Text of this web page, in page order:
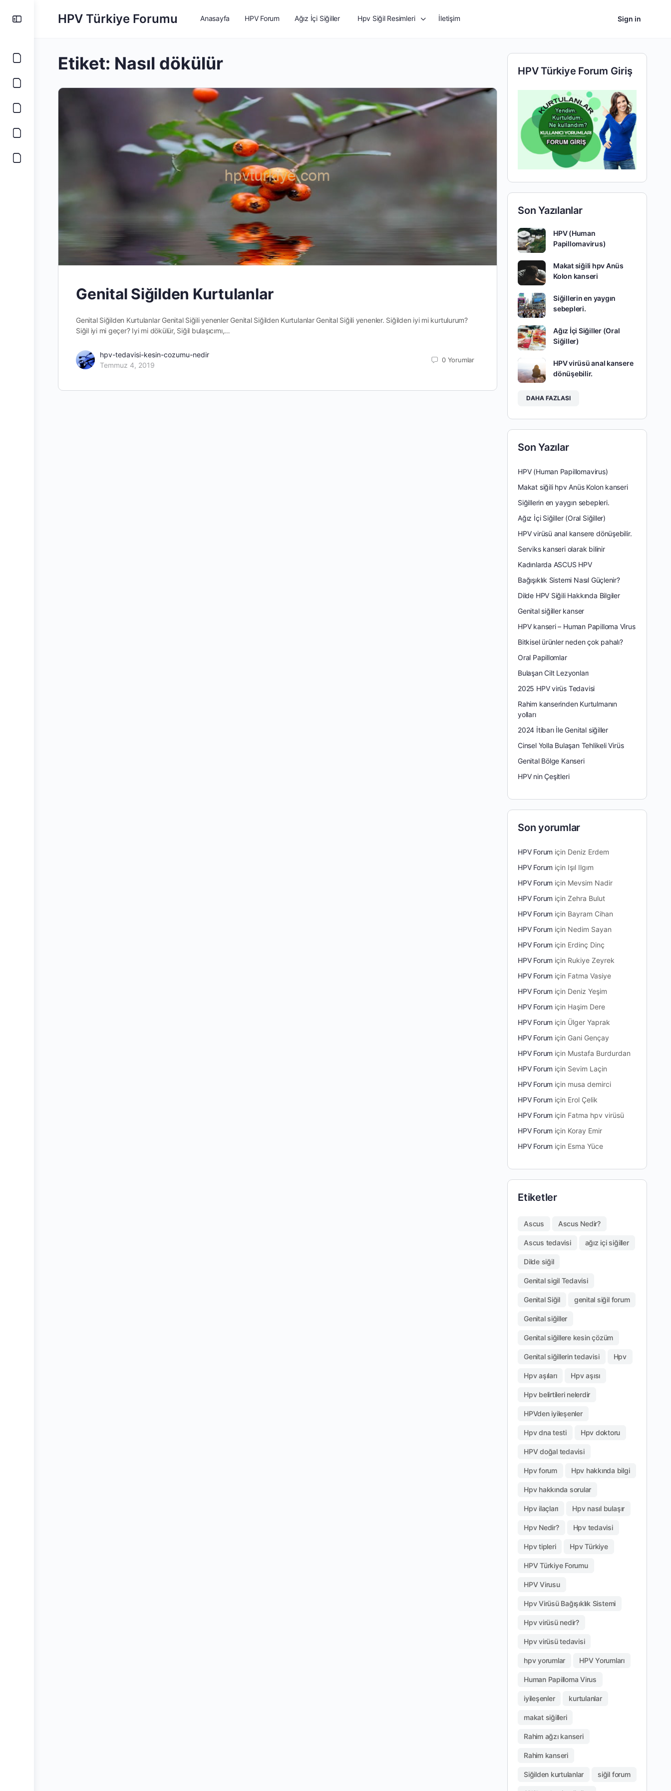
HPV Türkiye Forumu Anasayfa HPV Forum Ağız İçi Siğiller Hpv Siğil Resimleri İletişim Sign in
Etiket: Nasıl dökülür
Genital Siğilden Kurtulanlar
Genital Siğilden Kurtulanlar Genital Siğili yenenler Genital Siğilden Kurtulanlar Genital Siğili yenenler. Siğilden iyi mi kurtulurum?
Siğil iyi mi geçer? Iyi mi dökülür, Siğil bulaşıcımı,…
hpv-tedavisi-kesin-cozumu-nedir
Temmuz 4, 2019
0 Yorumlar
HPV Türkiye Forum Giriş
Son Yazılanlar
HPV (Human
Papillomavirus)
Makat siğili hpv Anüs
Kolon kanseri
Siğillerin en yaygın
sebepleri.
Ağız İçi Siğiller (Oral
Siğiller)
HPV virüsü anal kansere
dönüşebilir.
DAHA FAZLASI
Son Yazılar
HPV (Human Papillomavirus)
Makat siğili hpv Anüs Kolon kanseri
Siğillerin en yaygın sebepleri.
Ağız İçi Siğiller (Oral Siğiller)
HPV virüsü anal kansere dönüşebilir.
Serviks kanseri olarak bilinir
Kadınlarda ASCUS HPV
Bağışıklık Sistemi Nasıl Güçlenir?
Dilde HPV Siğili Hakkında Bilgiler
Genital siğiller kanser
HPV kanseri – Human Papilloma Virus
Bitkisel ürünler neden çok pahalı?
Oral Papillomlar
Bulaşan Cilt Lezyonları
2025 HPV virüs Tedavisi
Rahim kanserinden Kurtulmanın
yolları
2024 İtibarı İle Genital siğiller
Cinsel Yolla Bulaşan Tehlikeli Virüs
Genital Bölge Kanseri
HPV nin Çeşitleri
Son yorumlar
HPV Forum için Deniz Erdem
HPV Forum için Işıl Ilgım
HPV Forum için Mevsim Nadir
HPV Forum içinZehra Bulut
HPV Forum için Bayram Cihan
HPV Forum için Nedim Sayan
HPV Forum için Erdinç Dinç
HPV Forum için Rukiye Zeyrek
HPV Forum için Fatma Vasiye
HPV Forum için Deniz Yeşim
HPV Forum için Haşim Dere
HPV Forum için Ülger Yaprak
HPV Forum için Gani Gençay
HPV Forum için Mustafa Burdurdan
HPV Forum için Sevim Laçin
HPV Forum için musa demirci
HPV Forum için Erol Çelik
HPV Forum için Fatma hpv virüsü
HPV Forum için Koray Emir
HPV Forum için Esma Yüce
Etiketler
Ascus Ascus Nedir?
Ascus tedavisi ağız içi siğiller
Dilde siğil
Genital sigil Tedavisi
Genital Siğil genital siğil forum
Genital siğiller
Genital siğillere kesin çözüm
Genital siğillerin tedavisi Hpv
Hpv aşıları Hpv aşısı
Hpv belirtileri nelerdir
HPVden iyileşenler
Hpv dna testi Hpv doktoru
HPV doğal tedavisi
Hpv forum Hpv hakkında bilgi
Hpv hakkında sorular
Hpv ilaçları Hpv nasıl bulaşır
Hpv Nedir? Hpv tedavisi
Hpv tipleri Hpv Türkiye
HPV Türkiye Forumu
HPV Virusu
Hpv Virüsü Bağışıklık Sistemi
Hpv virüsü nedir?
Hpv virüsü tedavisi
hpv yorumlar HPV Yorumları
Human Papilloma Virus
iyileşenler kurtulanlar
makat siğilleri
Rahim ağzı kanseri
Rahim kanseri
Siğilden kurtulanlar siğil forum